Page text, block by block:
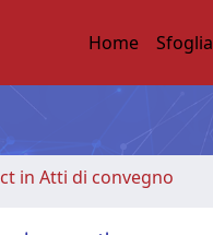
Home Sfoglia
in Atti di convegno